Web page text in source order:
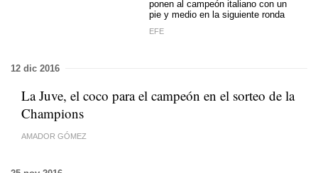
ponen al campeón italiano con un
pie y medio en la siguiente ronda
EFE
12 dic 2016
La Juve, el coco para el campeón en el sorteo de la
Champions
AMADOR GÓMEZ